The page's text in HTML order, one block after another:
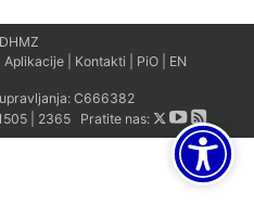
Aplikacije Kontakti PiO EN
C666382
| 2365Pratite nas: